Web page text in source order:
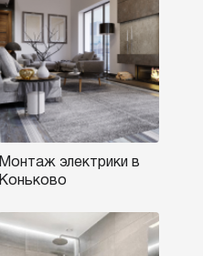
Монтаж электрики в
Коньково